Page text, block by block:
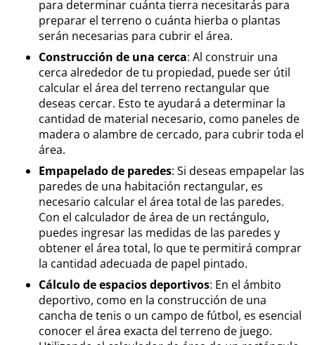
para determinar cuánta tierra necesitarás para
preparar el terreno o cuánta hierba o plantas
serán necesarias para cubrir el área.
Construcción de una cerca: Al construir una
cerca alrededor de tu propiedad, puede ser útil
calcular el área del terreno rectangular que
deseas cercar. Esto te ayudará a determinar la
cantidad de material necesario, como paneles de
madera o alambre de cercado, para cubrir toda el
área.
Empapelado de paredes: Si deseas empapelar las
paredes de una habitación rectangular, es
necesario calcular el área total de las paredes.
Con el calculador de área de un rectángulo,
puedes ingresar las medidas de las paredes y
obtener el área total, lo que te permitirá comprar
la cantidad adecuada de papel pintado.
Cálculo de espacios deportivos: En el ámbito
deportivo, como en la construcción de una
cancha de tenis o un campo de fútbol, es esencial
conocer el área exacta del terreno de juego.